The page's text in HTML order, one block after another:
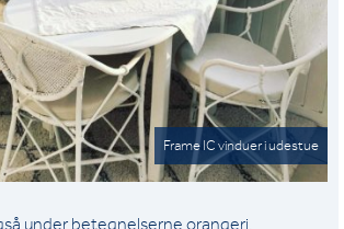
Frame IC vinduer i udestue
under betegnelserne orangeri,